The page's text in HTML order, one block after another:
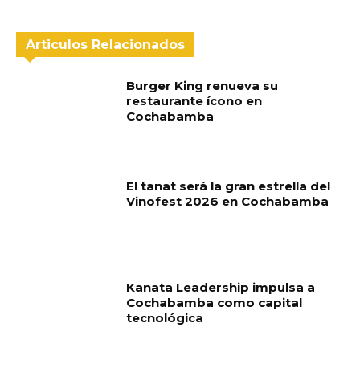
Articulos Relacionados
Burger King renueva su
restaurante ícono en
Cochabamba
El tanat será la gran estrella del
Vinofest 2026 en Cochabamba
Kanata Leadership impulsa a
Cochabamba como capital
tecnológica